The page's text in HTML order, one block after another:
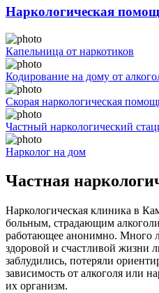
Наркологическая
Капельница от наркотиков
Кодирование на дому от
Скорая наркологическая
Частный наркологический
Нарколог на дом
Частная
Наркологическая клиника в
больным, страдающим
работающее анонимно. Много
здоровой и счастливой жизни
заблудились, потеряли
зависимость от алкоголя или
их организм.